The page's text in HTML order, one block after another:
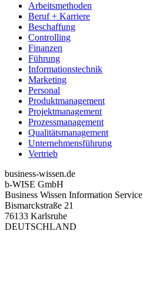
Arbeitsmethoden
Beruf + Karriere
Beschaffung
Controlling
Finanzen
Führung
Informationstechnik
Marketing
Personal
Produktmanagement
Projektmanagement
Prozessmanagement
Qualitätsmanagement
Unternehmensführung
Vertrieb
business-wissen.de
b-WISE GmbH
Business Wissen Information Service
Bismarckstraße 21
76133 Karlsruhe
DEUTSCHLAND